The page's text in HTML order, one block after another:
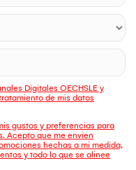
Digitales OECHSLE y
de mis datos
gustos y preferencias para
Acepto que me envien
hechas a mi medida,
y todo lo que se alinee